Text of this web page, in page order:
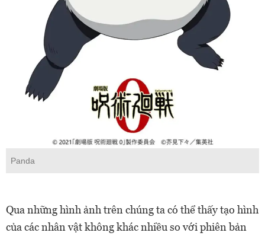
Panda
Qua những hình ảnh trên chúng ta có thể thấy tạo hình
của các nhân vật không khác nhiều so với phiên bản